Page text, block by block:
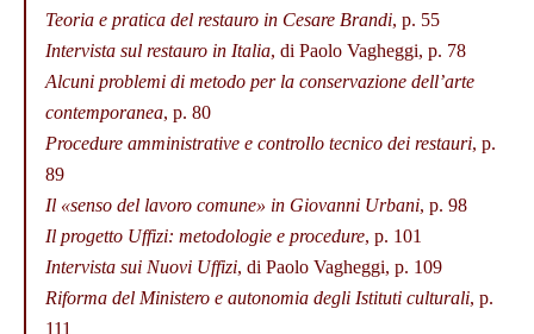
Teoria e pratica del restauro in Cesare Brandi, p. 55
Intervista sul restauro in Italia, di Paolo Vagheggi, p. 78
Alcuni problemi di metodo per la conservazione dell’arte
contemporanea, p. 80
Procedure amministrative e controllo tecnico dei restauri, p.
89
Il «senso del lavoro comune» in Giovanni Urbani, p. 98
Il progetto Uffizi: metodologie e procedure, p. 101
Intervista sui Nuovi Uffizi, di Paolo Vagheggi, p. 109
Riforma del Ministero e autonomia degli Istituti culturali, p.
111